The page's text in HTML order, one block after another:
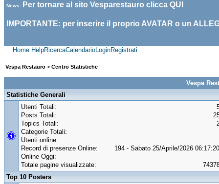
News: Per tornare al sito Vesparestauro clicca QUI
IMPORTANTE: per inserire il proprio AVATAR o un
Home HelpRicercaCalendarioLoginRegistrati
Vespa Restauro > Centro Statistiche
Vespa
Statistiche Generali
Utenti Totali:
Posts Totali:
Topics Totali:
Categorie Totali:
Utenti online:
Record di presenze Online:
194 - Sabato 25/Aprile/2026
Online Oggi:
Totale pagine visualizzate:
Top 10 Posters